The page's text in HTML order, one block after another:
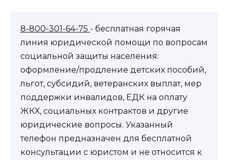
8-800-301-64-75 - бесплатная горячая
линия юридической помощи по вопросам
социальной защиты населения:
оформление/продление детских пособий,
льгот, субсидий, ветеранских выплат, мер
поддержки инвалидов, ЕДК на оплату
ЖКХ, социальных контрактов и другие
юридические вопросы. Указанный
телефон предназначен для бесплатной
консультации с юристом и не относится к